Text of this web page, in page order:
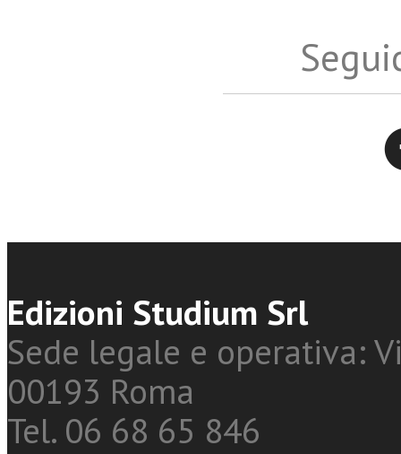
Edizioni Studium Srl
Sede legale e operativa:
00193 Roma
Tel. 06 68 65 846